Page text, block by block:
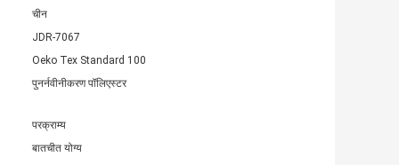
चीन
JDR-7067
Oeko Tex Standard 100
पुनर्नवीनीकरण पॉलिएस्टर
परक्राम्य
बातचीत योग्य